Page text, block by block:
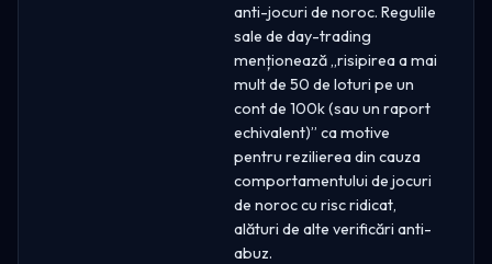
anti-jocuri de noroc. Regulile
sale de day-trading
menționează „risipirea a mai
mult de 50 de loturi pe un
cont de 100k (sau un raport
echivalent)” ca motive
pentru rezilierea din cauza
comportamentului de jocuri
de noroc cu risc ridicat,
alături de alte verificări anti-
abuz.